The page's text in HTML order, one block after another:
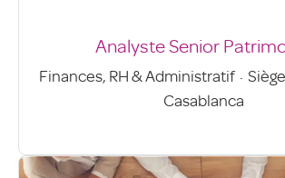
Analyste Senior
Finances, RH & Administratif ·
Casablanca